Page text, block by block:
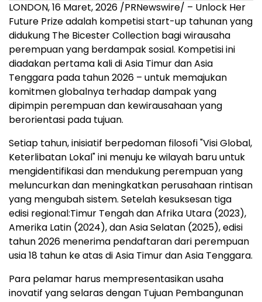
LONDON,16 Maret, 2026 /PRNewswire/ – Unlock Her
Future Prize adalah kompetisi start-up tahunan yang
didukung The Bicester Collection bagi wirausaha
perempuan yang berdampak sosial. Kompetisi ini
diadakan pertama kali di Asia Timur dan Asia
Tenggara pada tahun 2026 – untuk memajukan
komitmen globalnya terhadap dampak yang
dipimpin perempuan dan kewirausahaan yang
berorientasi pada tujuan.
Setiap tahun, inisiatif berpedoman filosofi "Visi Global,
Keterlibatan Lokal" ini menuju ke wilayah baru untuk
mengidentifikasi dan mendukung perempuan yang
meluncurkan dan meningkatkan perusahaan rintisan
yang mengubah sistem. Setelah kesuksesan tiga
edisi regional:Timur Tengah dan Afrika Utara (2023),
Amerika Latin (2024), dan Asia Selatan (2025), edisi
tahun 2026 menerima pendaftaran dari perempuan
usia 18 tahun ke atas di Asia Timur dan Asia Tenggara.
Para pelamar harus mempresentasikan usaha
inovatif yang selaras dengan Tujuan Pembangunan